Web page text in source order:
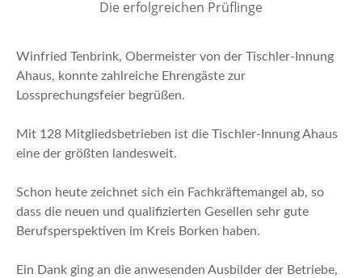
Die erfolgreichen Prüflinge
Winfried Tenbrink, Obermeister von der Tischler-Innung
Ahaus, konnte zahlreiche Ehrengäste zur
Lossprechungsfeier begrüßen.
Mit 128 Mitgliedsbetrieben ist die Tischler-Innung Ahaus
eine der größten landesweit.
Schon heute zeichnet sich ein Fachkräftemangel ab, so
dass die neuen und qualifizierten Gesellen sehr gute
Berufsperspektiven im Kreis Borken haben.
Ein Dank ging an die anwesenden Ausbilder der Betriebe,